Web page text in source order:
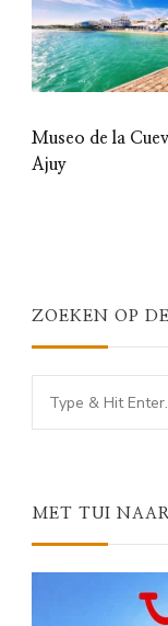
Museo de la
Ajuy
ZOEKEN OP
Looking
for
MET TUI